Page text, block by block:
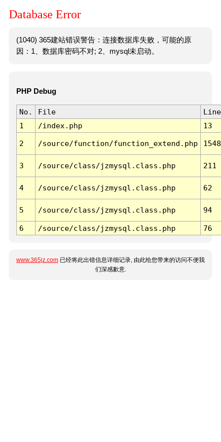
Database Error
(1040) 365建站错误警告：连接数据库失败，可能的原
因：1、数据库密码不对; 2、mysql未启动。
PHP Debug
No. File
Line
1
/index.php 13
2 /source/function/function_extend.php 1548
3 /source/class/jzmysql.class.php 211
4 /source/class/jzmysql.class.php 62
5 /source/class/jzmysql.class.php 94
6 /source/class/jzmysql.class.php 76
www.365jz.com 已经将此出错信息详细记录, 由此给您带来的访问不便我
们深感歉意.